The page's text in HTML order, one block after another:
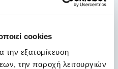
cookies
την εξατομίκευση
την παροχή λειτουργιών